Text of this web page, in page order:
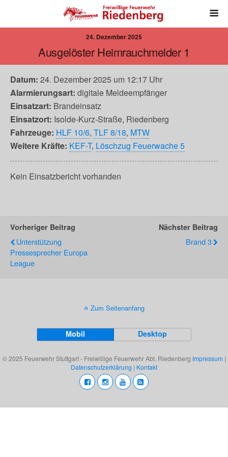
24. Dezember 2025
Ausgelöster Heimrauchmelder 1
Datum: 24. Dezember 2025 um 12:17 Uhr
Alarmierungsart: digitale Meldeempfänger
Einsatzart: Brandeinsatz
Einsatzort: Isolde-Kurz-Straße, Riedenberg
Fahrzeuge: HLF 10/6, TLF 8/18, MTW
Weitere Kräfte: KEF-T, Löschzug Feuerwache 5
Kein Einsatzbericht vorhanden
Vorheriger Beitrag
Unterstützung
Pressesprecher Europa
League
Nächster Beitrag
Brand 3
Zum Seitenanfang
Mobil Desktop
© 2025 Feuerwehr Stuttgart - Freiwillige Feuerwehr Abt. Riedenberg Impressum |
Datenschutzerklärung | Kontakt